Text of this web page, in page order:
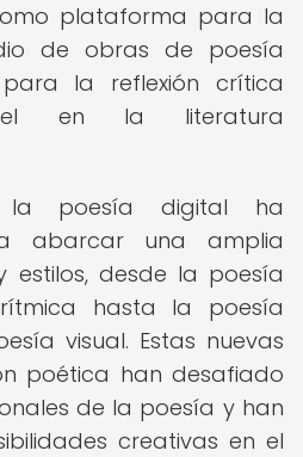
plataforma para la
de obras de poesía
la reflexión crítica
en la literatura
poesía digital ha
abarcar una amplia
desde la poesía
hasta la poesía
visual. Estas nuevas
poética han desafiado
de la poesía y han
creativas en el